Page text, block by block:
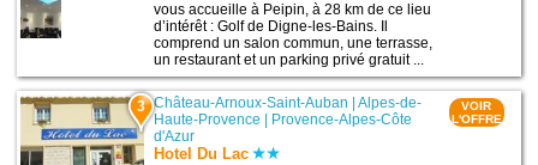
vous accueille à Peipin, à 28 km de ce lieu
d’intérêt : Golf de Digne-les-Bains. Il
comprend un salon commun, une terrasse,
un restaurant et un parking privé gratuit ...
3 Château-Arnoux-Saint-Auban |Alpes-de-
Haute-Provence
Provence-Alpes-Côte
d'Azur
Hotel Du Lac
VOIR
L'OFFRE